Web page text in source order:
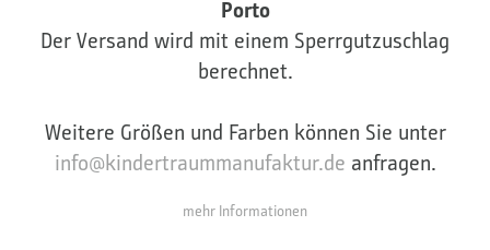
Porto
Der Versand wird mit einem Sperrgutzuschlag
berechnet.
Weitere Größen und Farben können Sie unter
info@kindertraummanufaktur.de anfragen.
mehr Informationen